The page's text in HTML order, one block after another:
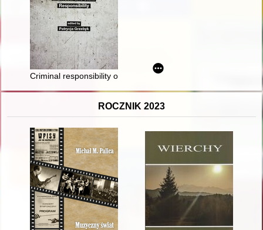
Criminal responsibility of the Polish Communist Party (PZPR)
ROCZNIK 2023